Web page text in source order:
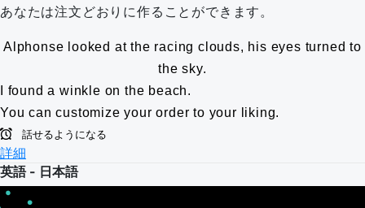
あなたは注文どおりに作ることができます。
Alphonse looked at the racing clouds, his eyes turned to
the sky.
I found a winkle on the beach.
You can customize your order to your liking.
話せるようになる
詳細
英語 - 日本語